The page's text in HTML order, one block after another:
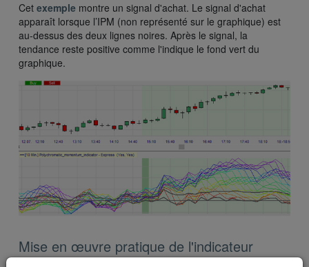
Cet exemple montre un signal d'achat. Le signal d'achat
apparaît lorsque l’IPM (non représenté sur le graphique) est
au-dessus des deux lignes noires. Après le signal, la
tendance reste positive comme l'indique le fond vert du
graphique.
Mise en œuvre pratique de l'indicateur
Polychromatic Momentum